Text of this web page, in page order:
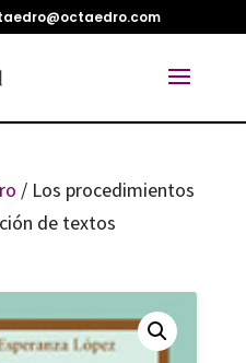
/ Los procedimientos
de textos